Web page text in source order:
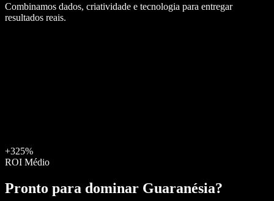
Combinamos dados, criatividade e tecnologia para entregar
resultados reais.
+325%
ROI Médio
Pronto para dominar Guaranésia?